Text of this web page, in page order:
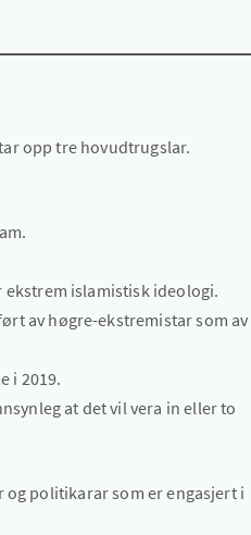
opp tre hovudtrugslar.
islamistisk ideologi.
av høgre-ekstremistar som av
i 2019.
at det vil vera in eller to
og politikarar som er engasjert i